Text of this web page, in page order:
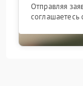
Отправляя
соглашаетесь